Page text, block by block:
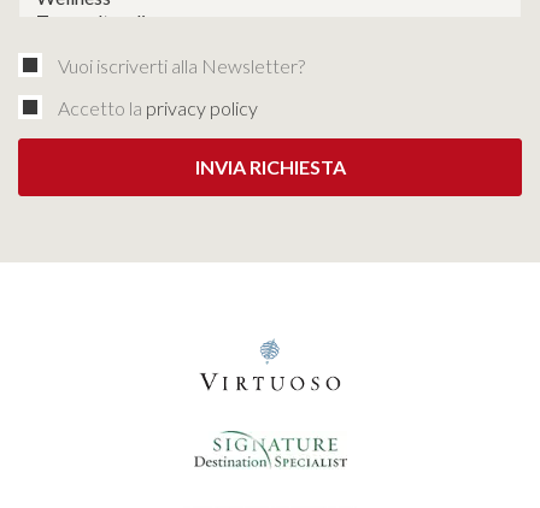
Vuoi iscriverti alla Newsletter?
Accetto la privacy policy
INVIA RICHIESTA